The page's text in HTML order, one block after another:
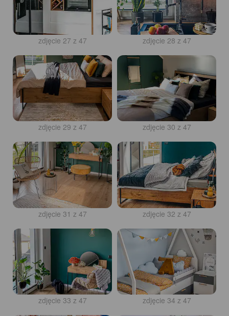
zdjęcie 27 z 47 zdjęcie 28 z 47
zdjęcie 29 z 47 zdjęcie 30 z 47
zdjęcie 31 z 47 zdjęcie 32 z 47
zdjęcie 33 z 47 zdjęcie 34 z 47